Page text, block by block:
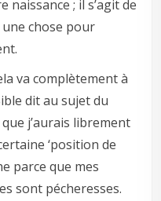
; il s’agit de
chose pour
va complètement à
dit au sujet du
j’aurais librement
‘position de
parce que mes
sont pécheresses.